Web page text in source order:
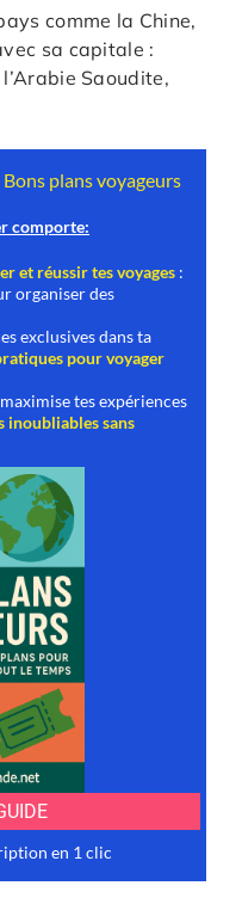
comme la Chine,
sa capitale :
Saoudite,